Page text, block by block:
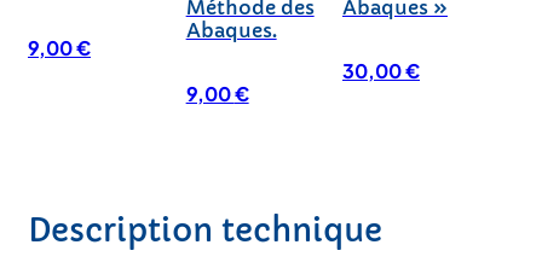
9,00€
Méthode des
Abaques.
9,00€
Abaques »
30,00€
Description technique